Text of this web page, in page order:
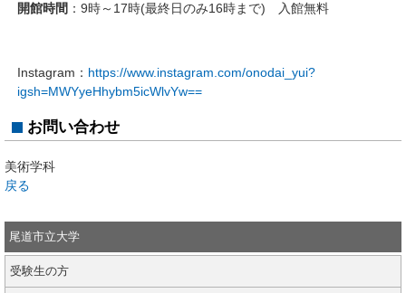
開館時間 ：9時～17時(最終日のみ16時まで) 入館無料
Instagram： https://www.instagram.com/onodai_yui?
igsh=MWYyeHhybm5icWlvYw==
お問い合わせ
美術学科
戻る
尾道市立大学
受験生の方